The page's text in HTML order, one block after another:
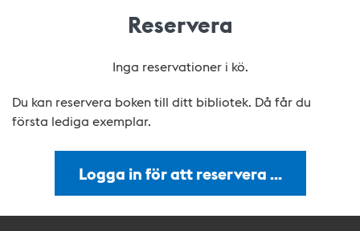
Reservera
Inga reservationer i kö.
Du kan reservera boken till ditt bibliotek. Då får du
första lediga exemplar.
Logga in för att reservera …